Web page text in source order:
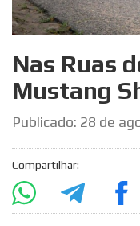
Nas Ruas
Mustang
Publicado: 28 de
Compartilhar: